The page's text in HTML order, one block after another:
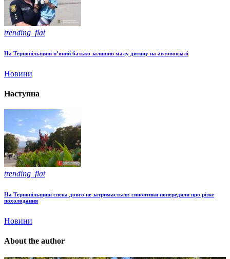
trending_flat
На Тернопільщині п’яний батько залишив малу дитину на автовокзалі
Новини
Наступна
trending_flat
На Тернопільщині спека довго не затримається: синоптики попередили про різке
похолодання
Новини
About the author